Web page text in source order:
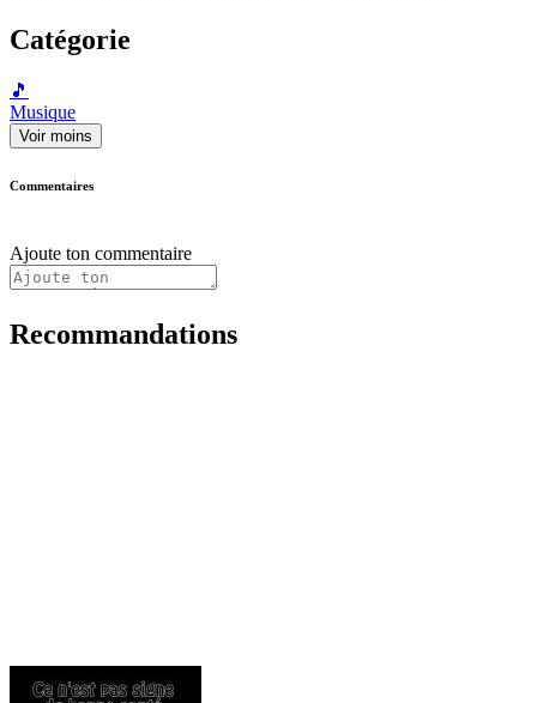
Catégorie
🎵
Musique
Voir moins
Commentaires
Ajoute ton commentaire
Recommandations